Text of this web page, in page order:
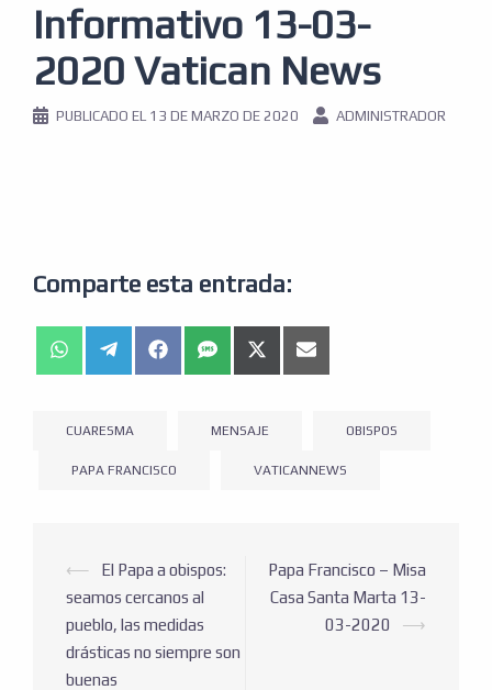
Informativo 13-03-
2020 Vatican News
PUBLICADO EL 13 DE MARZO DE 2020 ADMINISTRADOR
Comparte esta entrada:
CUARESMA MENSAJE OBISPOS
PAPA FRANCISCO VATICANNEWS
⟵
El Papa a obispos:
seamos cercanos al
pueblo, las medidas
drásticas no siempre son
buenas
Papa Francisco – Misa
Casa Santa Marta 13-
03-2020
⟶